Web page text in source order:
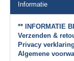
Informatie
** INFORMATIE
Verzenden &
Privacy verklaring
Algemene